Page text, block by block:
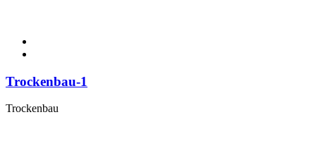
Trockenbau-1
Trockenbau